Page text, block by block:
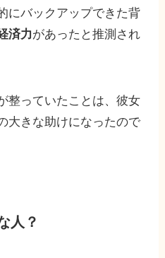
にバックアップできた背
済力があったと推測され
整っていたことは、彼女
大きな助けになったので
人？